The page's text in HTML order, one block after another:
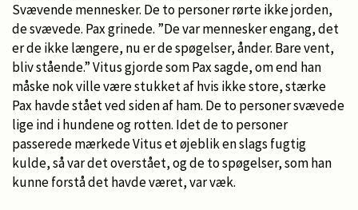
Svævende mennesker. De to personer rørte ikke jorden,
de svævede. Pax grinede. ”De var mennesker engang, det
er de ikke længere, nu er de spøgelser, ånder. Bare vent,
bliv stående.” Vitus gjorde som Pax sagde, om end han
måske nok ville være stukket af hvis ikke store, stærke
Pax havde stået ved siden af ham. De to personer svævede
lige ind i hundene og rotten. Idet de to personer
passerede mærkede Vitus et øjeblik en slags fugtig
kulde, så var det overstået, og de to spøgelser, som han
kunne forstå det havde været, var væk.